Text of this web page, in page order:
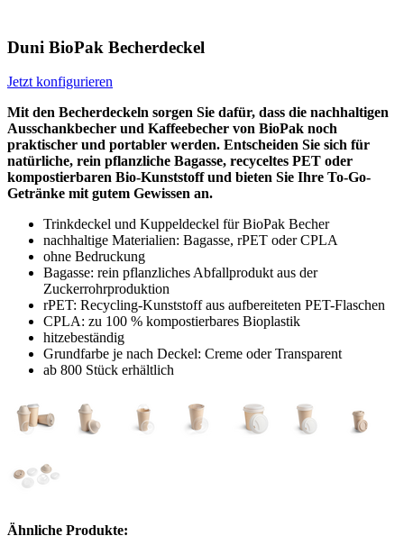
Duni BioPak Becherdeckel
Jetzt konfigurieren
Mit den Becherdeckeln sorgen Sie dafür, dass die nachhaltigen
Ausschankbecher und Kaffeebecher von BioPak noch
praktischer und portabler werden. Entscheiden Sie sich für
natürliche, rein pflanzliche Bagasse, recyceltes PET oder
kompostierbaren Bio-Kunststoff und bieten Sie Ihre To-Go-
Getränke mit gutem Gewissen an.
Trinkdeckel und Kuppeldeckel für BioPak Becher
nachhaltige Materialien: Bagasse, rPET oder CPLA
ohne Bedruckung
Bagasse: rein pflanzliches Abfallprodukt aus der
Zuckerrohrproduktion
rPET: Recycling-Kunststoff aus aufbereiteten PET-Flaschen
CPLA: zu 100 % kompostierbares Bioplastik
hitzebeständig
Grundfarbe je nach Deckel: Creme oder Transparent
ab 800 Stück erhältlich
Ähnliche Produkte: